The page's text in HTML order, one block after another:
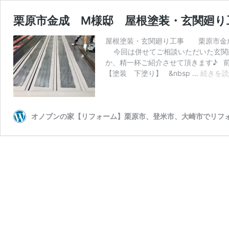
栗原市金成 M様邸 屋根塗装・玄関廻
屋根塗装・玄関廻り工事 栗原市金
今回は併せてご相談いただいた玄
か、精一杯ご紹介させて頂きます
【塗装 下塗り】 &nbsp … 続きを
オノブンの家【リフォーム】栗原市、登米市、大崎市でリフ